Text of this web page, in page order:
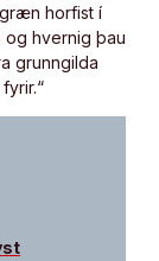
horfist í
og hvernig þau
grunngilda